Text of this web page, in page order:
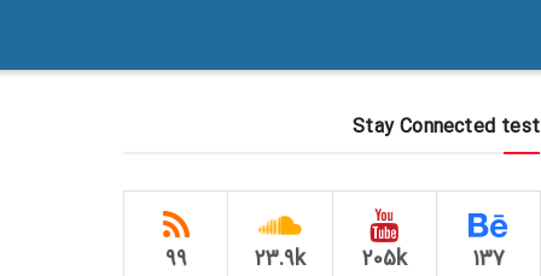
Stay Connected test
137
205k
23.9k
99